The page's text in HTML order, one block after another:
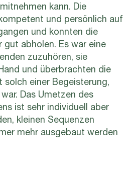
kann. Die
und persönlich auf
und konnten die
gut abholen. Es war eine
zuzuhören, sie
und überbrachten die
solch einer Begeisterung,
Das Umetzen des
ist sehr individuell aber
kleinen Sequenzen
mehr ausgebaut werden